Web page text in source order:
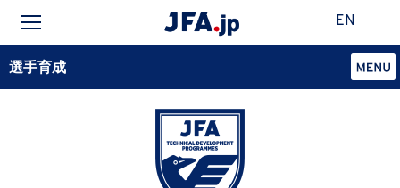
EN
選手育成